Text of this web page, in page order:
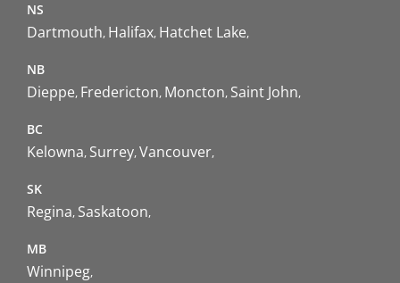
NS
Dartmouth Halifax Hatchet Lake
NB
Dieppe Fredericton Moncton Saint John
BC
Kelowna Surrey Vancouver
SK
Regina Saskatoon
MB
Winnipeg